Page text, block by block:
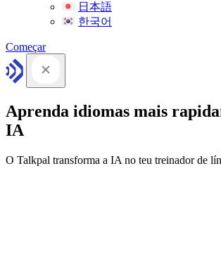
日本語
한국어
Começar
Aprenda idiomas mais
IA
O Talkpal transforma a IA no teu treinador de